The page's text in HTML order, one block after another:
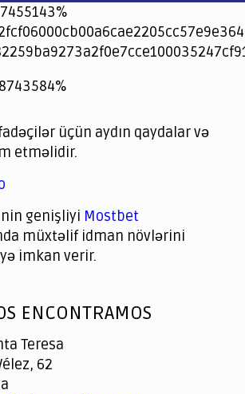
login
슬롯online
üçün aydın qaydalar və
etməlidir.
genişliyi Mostbet
müxtəlif idman növlərini
imkan verir.
ENCONTRAMOS
Teresa
62